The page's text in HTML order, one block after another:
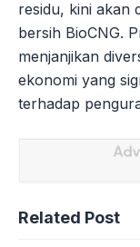
residu, kini akan
bersih BioCNG.
menjanjikan
ekonomi yang
terhadap
Related Post